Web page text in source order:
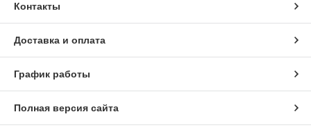
Контакты
Доставка и оплата
График работы
Полная версия сайта